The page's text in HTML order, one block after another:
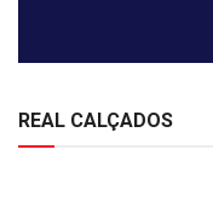
REAL CALÇADOS